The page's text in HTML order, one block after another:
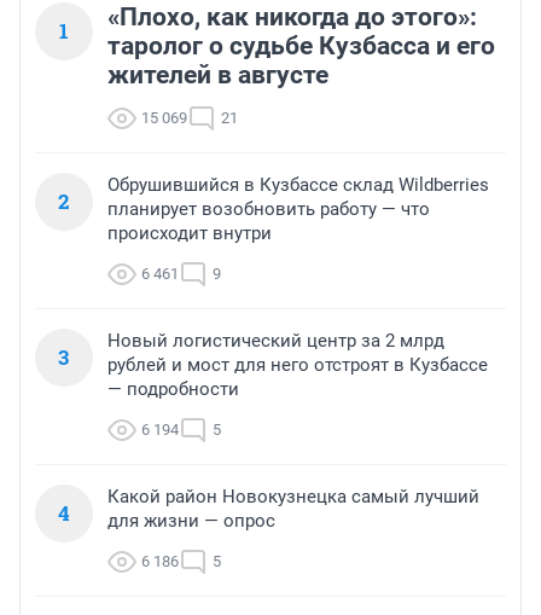
1
«Плохо, как никогда до этого»:
таролог о судьбе Кузбасса и его
жителей в августе
15 069 21
2
Обрушившийся в Кузбассе склад Wildberries
планирует возобновить работу — что
происходит внутри
6 461 9
3
Новый логистический центр за 2 млрд
рублей и мост для него отстроят в Кузбассе
— подробности
6 194 5
4
Какой район Новокузнецка самый лучший
для жизни — опрос
6 186 5